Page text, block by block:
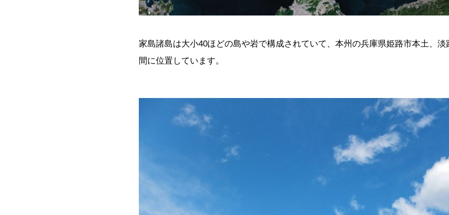
家島諸島は大小40ほどの島や岩で構成されていて、本州の兵庫県姫路市本土、
間に位置しています。